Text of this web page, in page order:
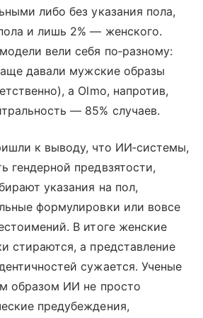
либо без указания пола,
и лишь 2% — женского.
вели себя по‑разному:
давали мужские образы
а Olmo, напротив,
— 85% случаев.
к выводу, что ИИ‑системы,
гендерной предвзятости,
указания на пол,
формулировки или вовсе
В итоге женские
стираются, а представление
сужается. Ученые
образом ИИ не просто
предубеждения,